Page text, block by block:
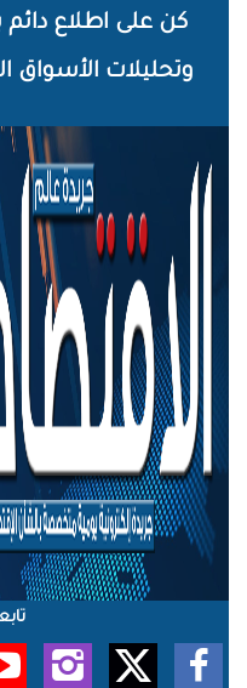
الرئيسي
كن على اطلاع دائم
وتحليلات الأسواق